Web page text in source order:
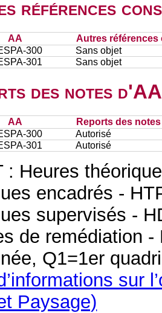
références
AA
Autres références
300
Sans objet
301
Sans objet
des notes
AA
Reports des
300
Autorisé
301
Autorisé
: Heures
encadrés -
supervisés -
de remédiation
Q1=1er
sur
Paysage)